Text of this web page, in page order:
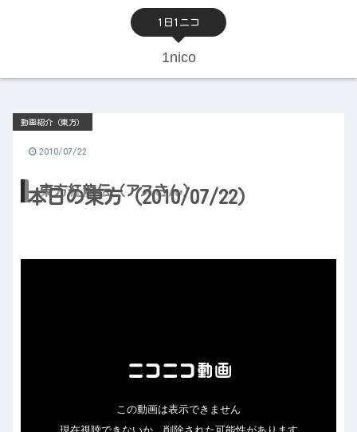
1日1ニコ
1nico
本日の東方（2010/07/22）
動画紹介（東方）
2010/07/22
東方紅龍伝（アスさん）